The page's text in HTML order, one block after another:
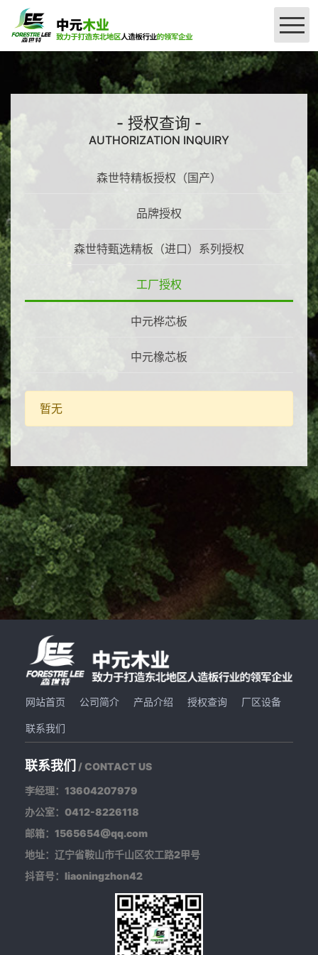
产品介绍
密度板系列
＞
森世特精板授权（国产）
品牌授权
森世特甄选精板（进口）系列授权
厂区设备
联系我们
- 授权查询 -
AUTHORIZATION INQUIRY
森世特精板授权（国产）
品牌授权
森世特甄选精板（进口）系列授权
工厂授权
中元桦芯板
中元橡芯板
暂无
网站首页 公司简介 产品介绍 授权查询 厂区设备
联系我们
联系我们 / CONTACT US
李经理：13604207979
办公室：0412-8226118
邮箱：1565654@qq.com
地址：辽宁省鞍山市千山区农工路2甲号
抖音号：liaoningzhon42